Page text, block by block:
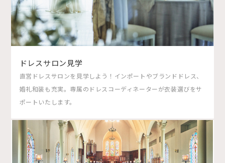
ドレスサロン見学
直営ドレスサロンを見学しよう！インポートやブランドドレス、
婚礼和装も充実。専属のドレスコーディネーターが衣装選びをサ
ポートいたします。